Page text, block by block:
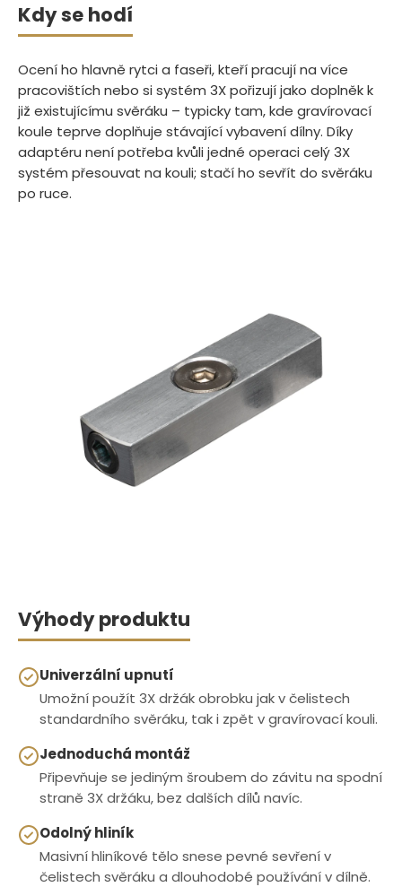
Kdy se hodí
Ocení ho hlavně rytci a faseři, kteří pracují na více
pracovištích nebo si systém 3X pořizují jako doplněk k
již existujícímu svěráku – typicky tam, kde gravírovací
koule teprve doplňuje stávající vybavení dílny. Díky
adaptéru není potřeba kvůli jedné operaci celý 3X
systém přesouvat na kouli; stačí ho sevřít do svěráku
po ruce.
Výhody produktu
Univerzální upnutí
Umožní použít 3X držák obrobku jak v čelistech
standardního svěráku, tak i zpět v gravírovací kouli.
Jednoduchá montáž
Připevňuje se jediným šroubem do závitu na spodní
straně 3X držáku, bez dalších dílů navíc.
Odolný hliník
Masivní hliníkové tělo snese pevné sevření v
čelistech svěráku a dlouhodobé používání v dílně.